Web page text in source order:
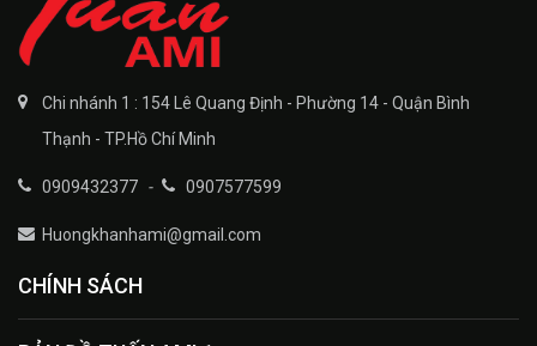
Chi nhánh 1 : 154 Lê Quang Định - Phường 14 - Quận Bình
Thạnh - TP.Hồ Chí Minh
0909432377 - 0907577599
Huongkhanhami@gmail.com
CHÍNH SÁCH